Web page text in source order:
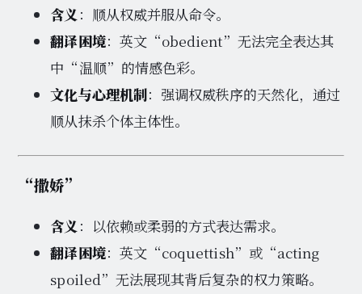
含义：顺从权威并服从命令。
翻译困境：英文“obedient”无法完全表达其
中“温顺”的情感色彩。
文化与心理机制：强调权威秩序的天然化，通过
顺从抹杀个体主体性。
“撒娇”
含义 ：以依赖或柔弱的方式表达需求。
翻译困境：英文“coquettish”或“acting
spoiled”无法展现其背后复杂的权力策略。